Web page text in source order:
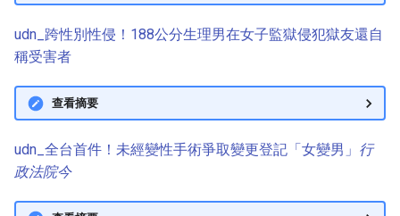
udn_跨性別性侵！188公分生理男在女子監獄侵犯獄友還自
稱受害者
查看摘要
udn_全台首件！未經變性手術爭取變更登記「女變男」 行
政法院今